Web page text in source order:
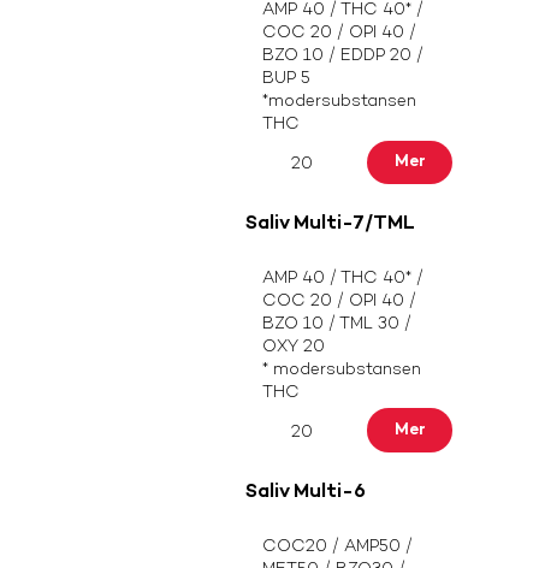
20
AMP 40 / THC 40* /
COC 20 / OPI 40 /
BZO 10 / EDDP 20 /
BUP 5
*modersubstansen
THC
Mer
Saliv Multi-7/TML
20
AMP 40 / THC 40* /
COC 20 / OPI 40 /
BZO 10 / TML 30 /
OXY 20
* modersubstansen
THC
Mer
Saliv Multi-6
COC20 / AMP50 /